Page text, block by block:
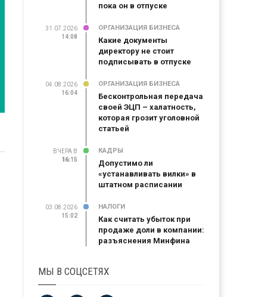
пока он в отпуске
31.07.2026
14:08
ОРГАНИЗАЦИЯ БИЗНЕСА
Какие документы
директору не стоит
подписывать в отпуске
04.08.2026
16:04
ОРГАНИЗАЦИЯ БИЗНЕСА
Бесконтрольная передача
своей ЭЦП – халатность,
которая грозит уголовной
статьей
ВЧЕРА В
16:15
16:15
КАДРЫ
Допустимо ли
«устанавливать вилки» в
штатном расписании
03.08.2026
15:02
НАЛОГИ
Как считать убыток при
продаже доли в компании:
разъяснения Минфина
МЫ В СОЦСЕТЯХ